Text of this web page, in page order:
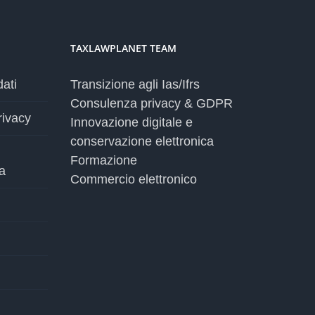
TAXLAWPLANET TEAM
Transizione agli Ias/Ifrs
Consulenza privacy & GDPR
Innovazione digitale e
conservazione elettronica
Formazione
Commercio elettronico